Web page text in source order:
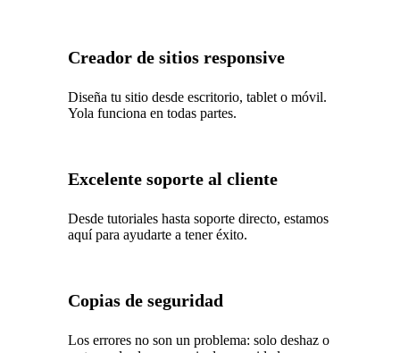
Creador de sitios responsive
Diseña tu sitio desde escritorio, tablet o móvil.
Yola funciona en todas partes.
Excelente soporte al cliente
Desde tutoriales hasta soporte directo, estamos
aquí para ayudarte a tener éxito.
Copias de seguridad
Los errores no son un problema: solo deshaz o